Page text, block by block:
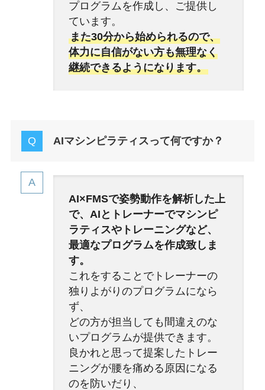
プログラムを作成し、ご提供し
ています。
また30分から始められるので、
体力に自信がない方も無理なく
継続できるようになります。
AIマシンピラティスって何ですか？
AI×FMSで姿勢動作を解析した上
で、AIとトレーナーでマシンピ
ラティスやトレーニングなど、
最適なプログラムを作成致しま
す。
これをすることでトレーナーの
独りよがりのプログラムになら
ず、
どの方が担当しても間違えのな
いプログラムが提供できます。
良かれと思って提案したトレー
ニングが腰を痛める原因になる
のを防いだり、